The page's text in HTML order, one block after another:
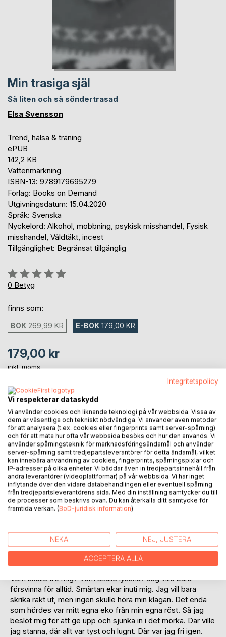
Min trasiga själ
Så liten och så söndertrasad
Elsa Svensson
Trend, hälsa & träning
ePUB
142,2 KB
Vattenmärkning
ISBN-13: 9789179695279
Förlag: Books on Demand
Utgivningsdatum: 15.04.2020
Språk: Svenska
Nyckelord: Alkohol, mobbning, psykisk misshandel, Fysisk
misshandel, Våldtäkt, incest
Tillgänglighet: Begränsat tillgänglig
Betyg::
0%
0 Betyg
finns som:
BOK 269,99 KR E-BOK 179,00 KR
179,00 kr
inkl. moms
LÄGG I KUNDVAGNEN
Lägg till i kom-ihåglista
Recensera titel
Jag kände slutet var nära. Vad skulle jag göra? Vart skulle
jag ta vägen? Det svarta som omslöt mig åt upp mig inifrån.
Vem skulle tro mig? Vem skulle lyssna? Jag ville bara
försvinna för alltid. Smärtan ekar inuti mig. Jag vill bara
skrika rakt ut, men ingen skulle höra min klagan. Det enda
som hördes var mitt egna eko från min egna röst. Så jag
beslöt mig för att ge upp och sjunka in i det mörka. Där ville
jag stanna, där allt var tyst och lugnt. Där var jag fri igen.
Integritetspolicy
Vi respekterar dataskydd
Vi använder cookies och liknande teknologi på vår webbsida. Vissa av
dem är väsentliga och tekniskt nödvändiga. Vi använder även metoder
för att analysera (t.ex. cookies eller fingerprints samt server-spårning)
och för att mäta hur ofta vår webbsida besöks och hur den används. Vi
använder spårningsteknik för marknadsföringsändamål och använder
server-spårning samt tredjepartsleverantörer för detta ändamål, vilket
kan innebära användning av cookies, fingerprints, spårningspixlar och
IP-adresser på olika enheter. Vi bäddar även in tredjepartsinnehåll från
andra leverantörer (videoplattformar) på vår webbsida. Vi har inget
inflytande över den vidare databehandlingen eller eventuell spårning
från tredjepartsleverantörens sida. Med din inställning samtycker du till
de processer som beskrivs ovan. Du kan återkalla ditt samtycke för
framtida verkan. (BoD-juridisk information)
NEKA NEJ, JUSTERA
ACCEPTERA ALLA